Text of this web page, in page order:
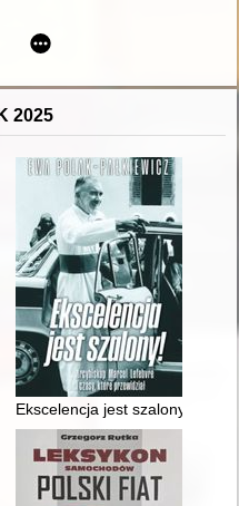
drań
2025
of the Royal Castle in Warsaw
Ekscelencja jest szalony! :